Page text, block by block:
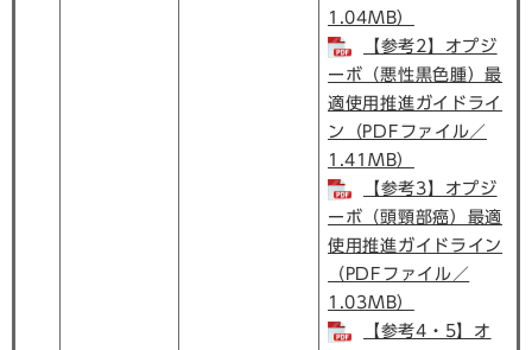
1.04MB）
【参考2】オプジ
ーボ（悪性黒色腫）最
適使用推進ガイドライ
ン（PDFファイル／
1.41MB）
【参考3】オプジ
ーボ（頭頸部癌）最適
使用推進ガイドライン
（PDFファイル／
1.03MB）
【参考4・5】オ